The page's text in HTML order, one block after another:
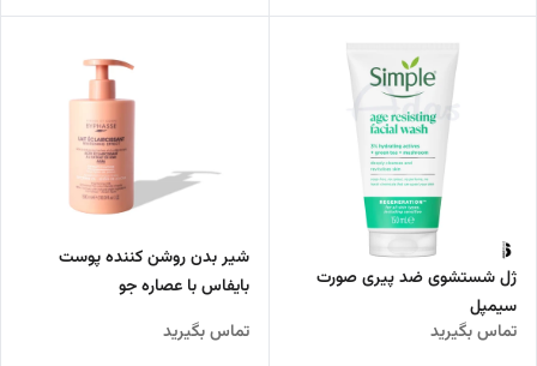
ژل شستشوی ضد پیری صورت
سیمپل
تماس بگیرید
شیر بدن روشن کننده پوست
بایفاس با عصاره جو
تماس بگیرید